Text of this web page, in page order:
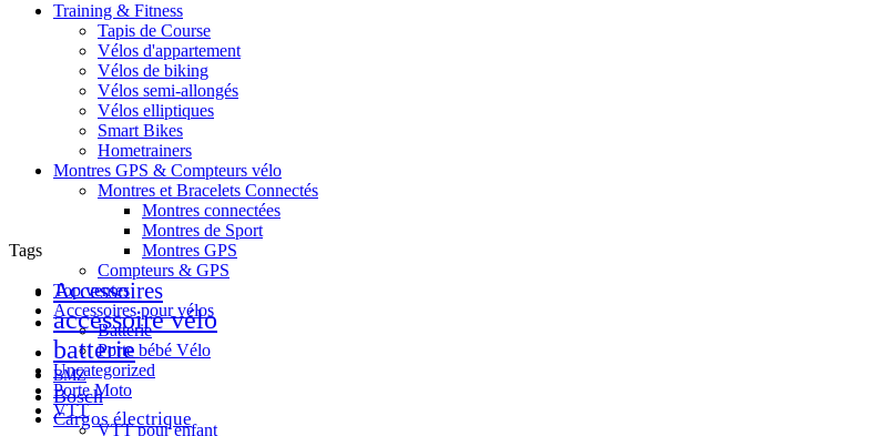
Training & Fitness
Tapis de Course
Vélos d'appartement
Vélos de biking
Vélos semi-allongés
Vélos elliptiques
Smart Bikes
Hometrainers
Montres GPS & Compteurs vélo
Montres et Bracelets Connectés
Montres connectées
Montres de Sport
Montres GPS
Compteurs & GPS
Top ventes
Accessoires pour vélos
Batterie
Porte bébé Vélo
Uncategorized
Porte Moto
VTT
VTT pour enfant​
Tags
Accessoires
accessoire vélo
batterie
BMZ
Bosch
Cargos électrique